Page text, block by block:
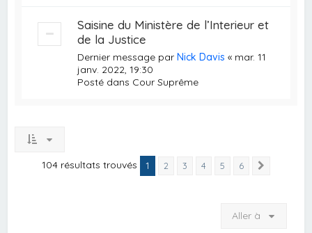
Saisine du Ministère de l’Interieur et
de la Justice
Dernier message parNick Davis « mar. 11
janv. 2022, 19:30
Posté dans Cour Suprême
104 résultats trouvés 1 2 3 4 5 6
Aller à